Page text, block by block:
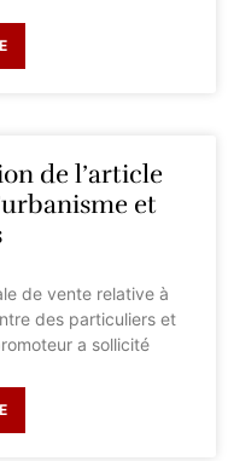
de l’article
et
de vente relative à
des particuliers et
a sollicité